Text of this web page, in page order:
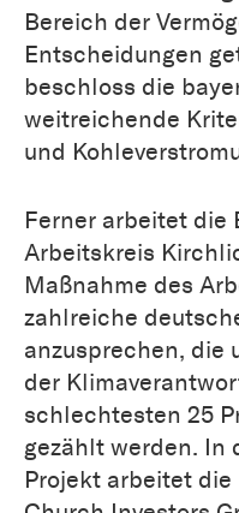
Bereich der
Entscheidungen
beschloss die
weitreichende
und
Ferner arbeitet die
Arbeitskreis
Maßnahme des
zahlreiche
anzusprechen, die
der
schlechtesten 25
gezählt werden. In
Projekt arbeitet